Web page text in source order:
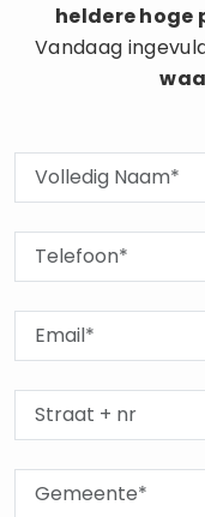
heldere hoge
Vandaag